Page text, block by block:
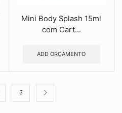
Mini Body Splash 15ml
com Cart...
ADD ORÇAMENTO
3